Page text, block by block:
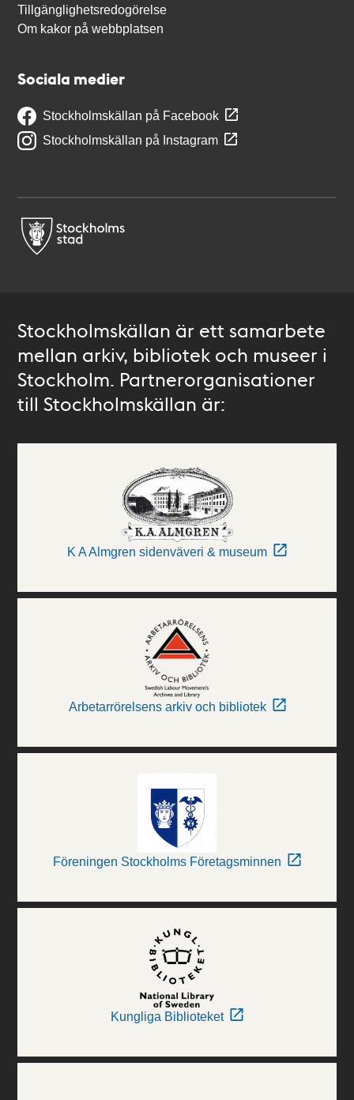
Tillgänglighetsredogörelse
Om kakor på webbplatsen
Sociala medier
Stockholmskällan på Facebook
Stockholmskällan på Instagram
Stockholmskällan är ett samarbete
mellan arkiv, bibliotek och museer i
Stockholm. Partnerorganisationer
till Stockholmskällan är:
K A Almgren sidenväveri & museum
Arbetarrörelsens arkiv och bibliotek
Föreningen Stockholms Företagsminnen
Kungliga Biblioteket